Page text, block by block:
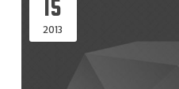
15
2013